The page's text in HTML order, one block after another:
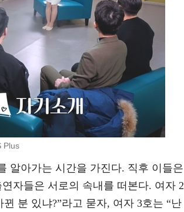
Plus
알아가는 시간을 가진다. 직후 이들은
자들은 서로의 속내를 떠본다. 여자 2
분 있냐?”라고 묻자, 여자 3호는 “난